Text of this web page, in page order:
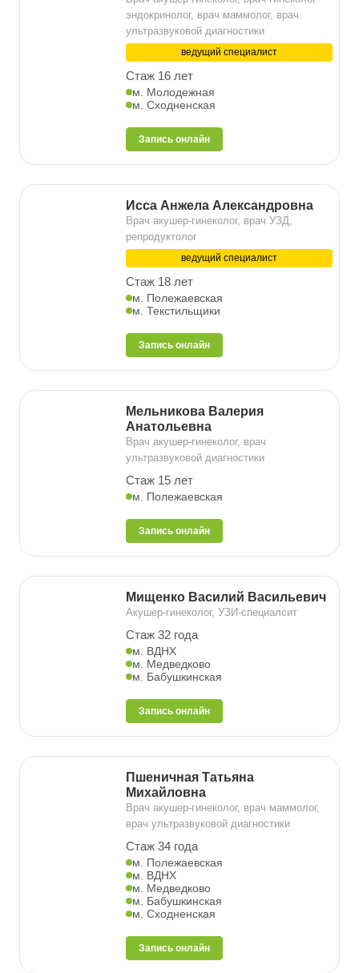
эндокринолог, врач маммолог, врач
ультразвуковой диагностики
ведущий специалист
Стаж 16 лет
м. Молодежная
м. Сходненская
Запись онлайн
Исса Анжела Александровна
Врач акушер-гинеколог, врач УЗД,
репродуктолог
ведущий специалист
Стаж 18 лет
м. Полежаевская
м. Текстильщики
Запись онлайн
Мельникова Валерия
Анатольевна
Врач акушер-гинеколог, врач
ультразвуковой диагностики
Стаж 15 лет
м. Полежаевская
Запись онлайн
Мищенко Василий Васильевич
Акушер-гинеколог, УЗИ-специалсит
Стаж 32 года
м. ВДНХ
м. Медведково
м. Бабушкинская
Запись онлайн
Пшеничная Татьяна
Михайловна
Врач акушер-гинеколог, врач маммолог,
врач ультразвуковой диагностики
Стаж 34 года
м. Полежаевская
м. ВДНХ
м. Медведково
м. Бабушкинская
м. Сходненская
Запись онлайн